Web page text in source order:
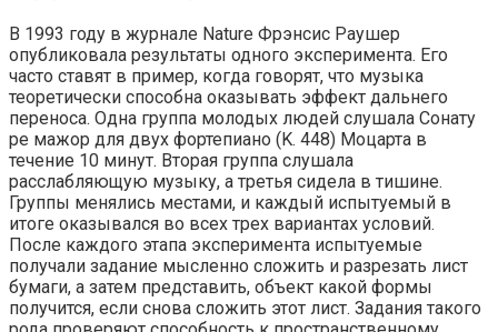
В 1993 году в журнале Nature Фрэнсис Раушер
опубликовала результаты одного эксперимента. Его
часто ставят в пример, когда говорят, что музыка
теоретически способна оказывать эффект дальнего
переноса. Одна группа молодых людей слушала Сонату
ре мажор для двух фортепиано (K. 448) Моцарта в
течение 10 минут. Вторая группа слушала
расслабляющую музыку, а третья сидела в тишине.
Группы менялись местами, и каждый испытуемый в
итоге оказывался во всех трех вариантах условий.
После каждого этапа эксперимента испытуемые
получали задание мысленно сложить и разрезать лист
бумаги, а затем представить, объект какой формы
получится, если снова сложить этот лист. Задания такого